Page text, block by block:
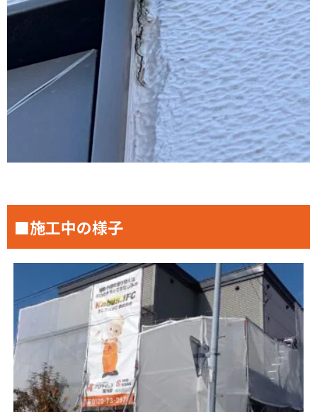
■施工中の様子